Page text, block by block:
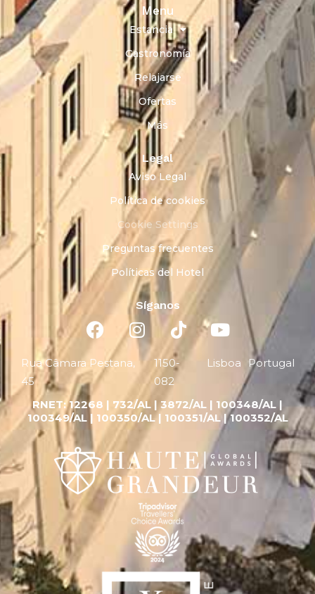
Menu
Estancia
Gastronomía
Relajarse
Ofertas
Más
Legal
Aviso Legal
Política de cookies
Cookie Settings
Preguntas frecuentes
Políticas del Hotel
Síganos
Rua Câmara Pestana,
45
1150-
082
Lisboa Portugal
RNET:12268 | 732/AL | 3872/AL | 100348/AL |
100349/AL | 100350/AL | 100351/AL | 100352/AL